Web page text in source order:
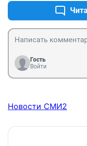
Гость
Войти
Новости СМИ2